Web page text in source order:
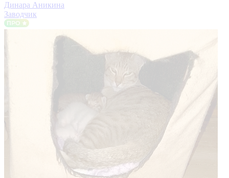
Динара Аникина
Заводчик